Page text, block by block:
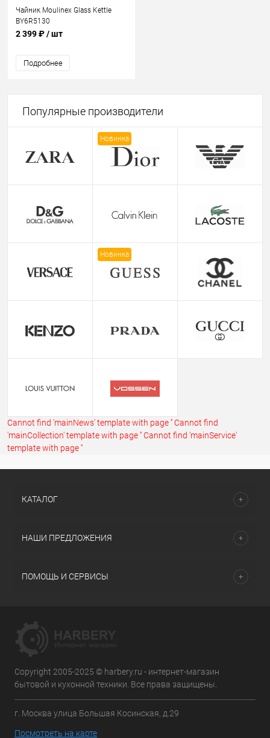
Чайник Moulinex Glass Kettle
BY6R5130
2 399 ₽/ шт
Подробнее
Популярные производители
Новинка
Новинка
Cannot find 'mainNews' template with page ''Cannot find
'mainCollection' template with page ''Cannot find 'mainService'
template with page ''
КАТАЛОГ
НАШИ ПРЕДЛОЖЕНИЯ
ПОМОЩЬ И СЕРВИСЫ
Copyright 2005-2025 © harbery.ru - интернет-магазин
бытовой и кухонной техники. Все права защищены.
г. Москва улица Большая Косинская, д.29
Посмотреть на карте